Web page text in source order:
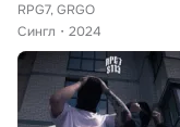
RPG7, GRGO
Сингл
2024